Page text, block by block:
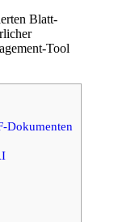
Dokumenten